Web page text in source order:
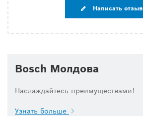
Написать отзыв
Bosch Молдова
Наслаждайтесь преимуществами!
Узнать больше